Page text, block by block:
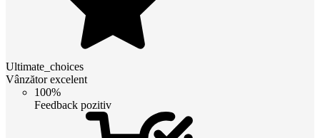
Ultimate_choices
Vânzător excelent
100%
Feedback pozitiv